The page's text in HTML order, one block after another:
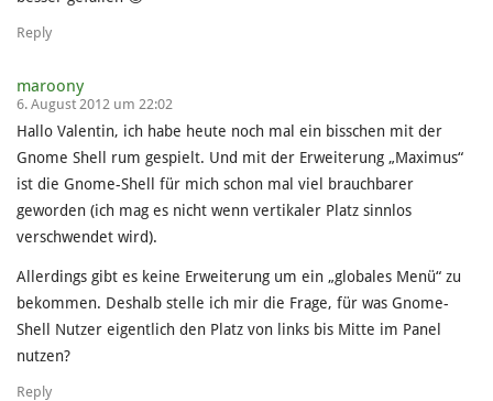
Reply
maroony
6. August 2012 um 22:02
Hallo Valentin, ich habe heute noch mal ein bisschen mit der
Gnome Shell rum gespielt. Und mit der Erweiterung „Maximus“
ist die Gnome-Shell für mich schon mal viel brauchbarer
geworden (ich mag es nicht wenn vertikaler Platz sinnlos
verschwendet wird).
Allerdings gibt es keine Erweiterung um ein „globales Menü“ zu
bekommen. Deshalb stelle ich mir die Frage, für was Gnome-
Shell Nutzer eigentlich den Platz von links bis Mitte im Panel
nutzen?
Reply